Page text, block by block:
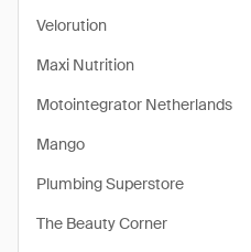
Velorution
Maxi Nutrition
Motointegrator Netherlands
Mango
Plumbing Superstore
The Beauty Corner